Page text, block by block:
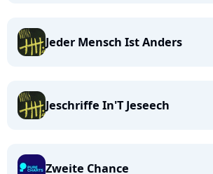
Jeder Mensch Ist Anders
Jeschriffe In'T Jeseech
Zweite Chance